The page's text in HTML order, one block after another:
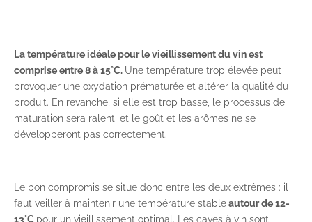
La température idéale pour le vieillissement du vin est
comprise entre 8 à 15°C. Une température trop élevée peut
provoquer une oxydation prématurée et altérer la qualité du
produit. En revanche, si elle est trop basse, le processus de
maturation sera ralenti et le goût et les arômes ne se
développeront pas correctement.
Le bon compromis se situe donc entre les deux extrêmes : il
faut veiller à maintenir une température stableautour de 12-
13°C pour un vieillissement optimal. Les caves à vin sont